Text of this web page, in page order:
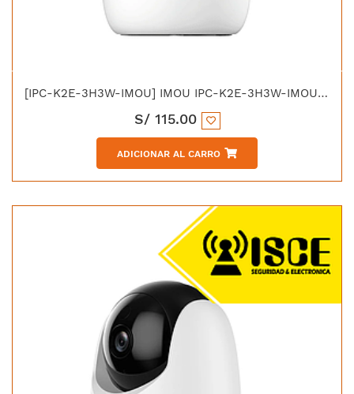
[IPC-K2E-3H3W-IMOU] IMOU IPC-K2E-3H3W-IMOU RANGER 2 IP DOMO WIFI 3MP PAN&TILT
S/ 115.00
ADICIONAR AL CARRO